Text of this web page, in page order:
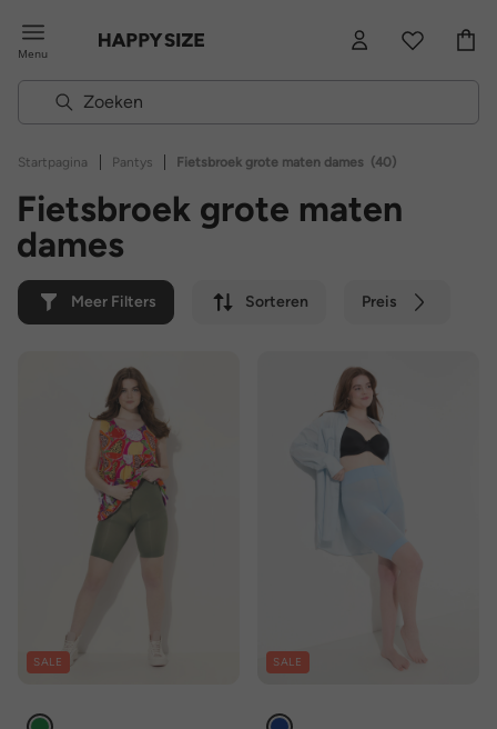
Menu
Startpagina | Pantys | Fietsbroek grote maten dames (40)
Fietsbroek grote maten
dames
Meer Filters Sorteren Preis
SALE SALE